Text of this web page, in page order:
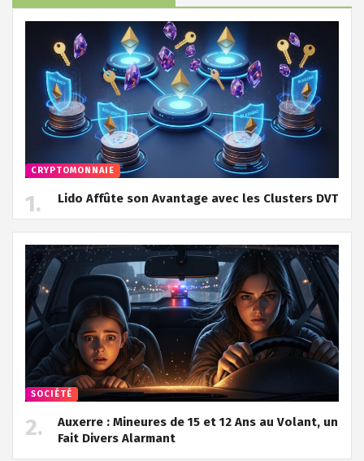
CRYPTOMONNAIE
Lido Affûte son Avantage avec les Clusters DVT
SOCIÉTÉ
Auxerre : Mineures de 15 et 12 Ans au Volant, un
Fait Divers Alarmant